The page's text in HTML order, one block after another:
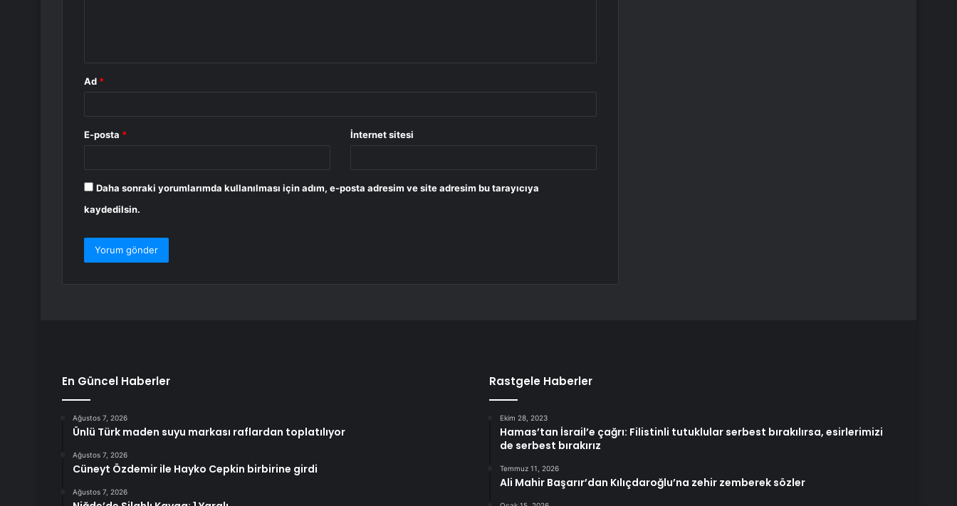
Ad *
E-posta * İnternet sitesi
Daha sonraki yorumlarımda kullanılması için adım, e-posta adresim ve site adresim bu tarayıcıya
kaydedilsin.
En Güncel Haberler
Ağustos 7, 2026
Ünlü Türk maden suyu markası raflardan toplatılıyor
Ağustos 7, 2026
Cüneyt Özdemir ile Hayko Cepkin birbirine girdi
Ağustos 7, 2026
Rastgele Haberler
Ekim 28, 2023
Hamas’tan İsrail’e çağrı: Filistinli tutuklular serbest bırakılırsa, esirlerimizi
de serbest bırakırız
Temmuz 11, 2026
Ali Mahir Başarır’dan Kılıçdaroğlu’na zehir zemberek sözler